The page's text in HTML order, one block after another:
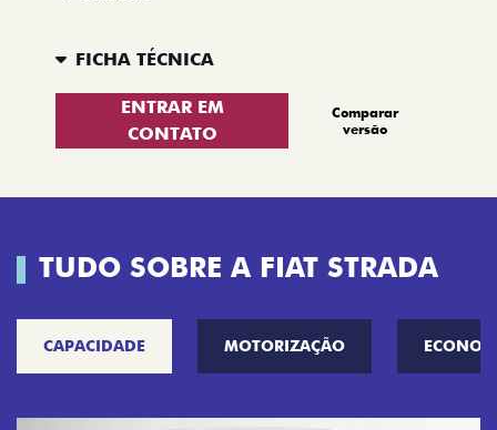
FICHA TÉCNICA
ENTRAR EM
CONTATO
Comparar
versão
TUDO SOBRE A FIAT STRADA
CAPACIDADE MOTORIZAÇÃO